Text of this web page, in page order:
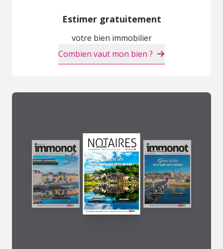
Estimer gratuitement
votre bien immobilier
Combien vaut mon bien ?